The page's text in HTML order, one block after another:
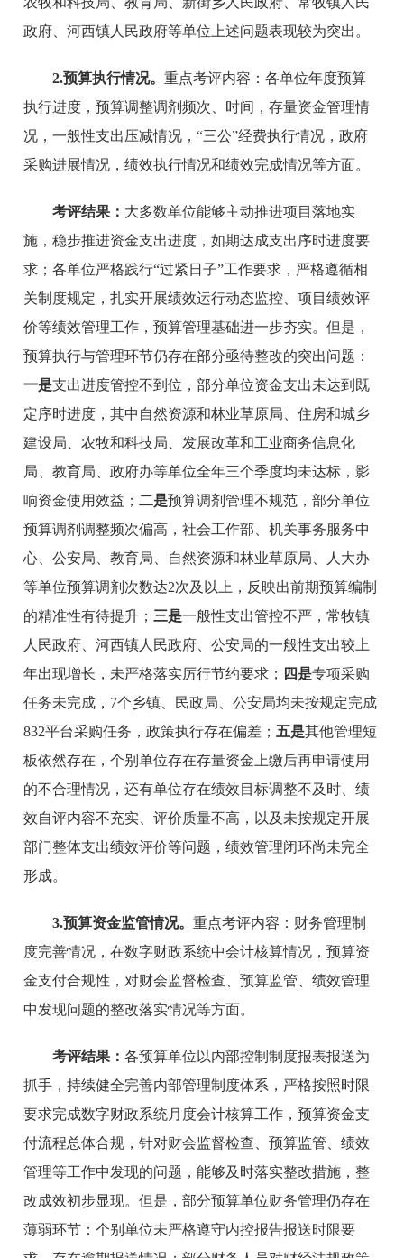
政府、河西镇人民政府等单位上述问题表现较为突出。
2.预算执行情况。重点考评内容：各单位年度预算
执行进度，预算调整调剂频次、时间，存量资金管理情
况，一般性支出压减情况，“三公”经费执行情况，政府
采购进展情况，绩效执行情况和绩效完成情况等方面。
考评结果： 大多数单位能够主动推进项目落地实
施，稳步推进资金支出进度，如期达成支出序时进度要
求；各单位严格践行“过紧日子”工作要求，严格遵循相
关制度规定，扎实开展绩效运行动态监控、项目绩效评
价等绩效管理工作，预算管理基础进一步夯实。但是，
预算执行与管理环节仍存在部分亟待整改的突出问题：
一是支出进度管控不到位，部分单位资金支出未达到既
定序时进度，其中自然资源和林业草原局、住房和城乡
建设局、农牧和科技局、发展改革和工业商务信息化
局、教育局、政府办等单位全年三个季度均未达标，影
响资金使用效益；二是预算调剂管理不规范，部分单位
预算调剂调整频次偏高，社会工作部、机关事务服务中
心、公安局、教育局、自然资源和林业草原局、人大办
等单位预算调剂次数达2次及以上，反映出前期预算编制
的精准性有待提升； 三是一般性支出管控不严，常牧镇
人民政府、河西镇人民政府、公安局的一般性支出较上
年出现增长，未严格落实厉行节约要求； 四是专项采购
任务未完成，7个乡镇、民政局、公安局均未按规定完成
832平台采购任务，政策执行存在偏差； 五是其他管理短
板依然存在，个别单位存在存量资金上缴后再申请使用
的不合理情况，还有单位存在绩效目标调整不及时、绩
效自评内容不充实、评价质量不高，以及未按规定开展
部门整体支出绩效评价等问题，绩效管理闭环尚未完全
形成。
3.预算资金监管情况。重点考评内容：财务管理制
度完善情况，在数字财政系统中会计核算情况，预算资
金支付合规性，对财会监督检查、预算监管、绩效管理
中发现问题的整改落实情况等方面。
考评结果：各预算单位以内部控制制度报表报送为
抓手，持续健全完善内部管理制度体系，严格按照时限
要求完成数字财政系统月度会计核算工作，预算资金支
付流程总体合规，针对财会监督检查、预算监管、绩效
管理等工作中发现的问题，能够及时落实整改措施，整
改成效初步显现。但是，部分预算单位财务管理仍存在
薄弱环节：个别单位未严格遵守内控报告报送时限要